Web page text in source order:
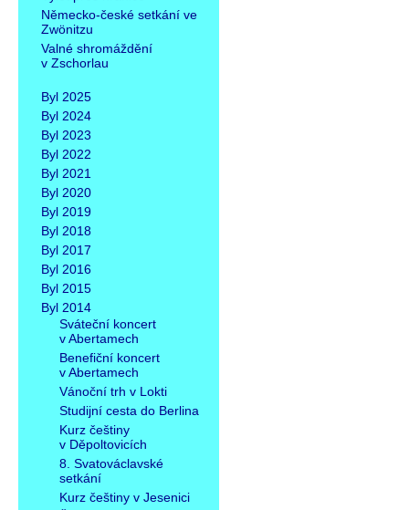
Německo-české setkání ve
Zwönitzu
Valné shromáždění
v Zschorlau
Byl 2025
Byl 2024
Byl 2023
Byl 2022
Byl 2021
Byl 2020
Byl 2019
Byl 2018
Byl 2017
Byl 2016
Byl 2015
Byl 2014
Sváteční koncert
v Abertamech
Benefiční koncert
v Abertamech
Vánoční trh v Lokti
Studijní cesta do Berlina
Kurz češtiny
v Děpoltovicích
8. Svatováclavské
setkání
Kurz češtiny v Jesenici